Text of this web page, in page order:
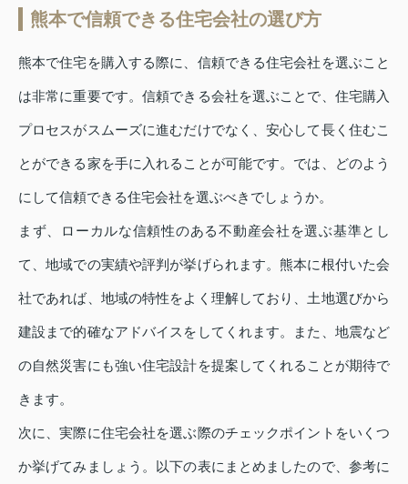
熊本で信頼できる住宅会社の選び方
熊本で住宅を購入する際に、信頼できる住宅会社を選ぶこと
は非常に重要です。信頼できる会社を選ぶことで、住宅購入
プロセスがスムーズに進むだけでなく、安心して長く住むこ
とができる家を手に入れることが可能です。では、どのよう
にして信頼できる住宅会社を選ぶべきでしょうか。
まず、ローカルな信頼性のある不動産会社を選ぶ基準とし
て、地域での実績や評判が挙げられます。熊本に根付いた会
社であれば、地域の特性をよく理解しており、土地選びから
建設まで的確なアドバイスをしてくれます。また、地震など
の自然災害にも強い住宅設計を提案してくれることが期待で
きます。
次に、実際に住宅会社を選ぶ際のチェックポイントをいくつ
か挙げてみましょう。以下の表にまとめましたので、参考に